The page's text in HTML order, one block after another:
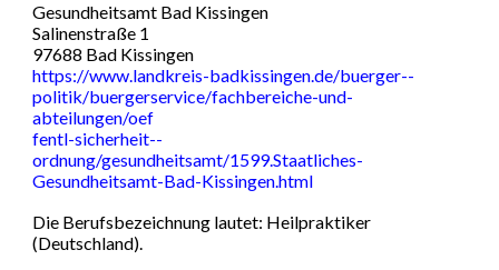
Gesundheitsamt Bad Kissingen
Salinenstraße 1
97688 Bad Kissingen
https://www.landkreis-badkissingen.de/buerger--
politik/buergerservice/fachbereiche-und-
abteilungen/oef
fentl-sicherheit--
ordnung/gesundheitsamt/1599.Staatliches-
Gesundheitsamt-Bad-Kissingen.html
Die Berufsbezeichnung lautet: Heilpraktiker
(Deutschland).